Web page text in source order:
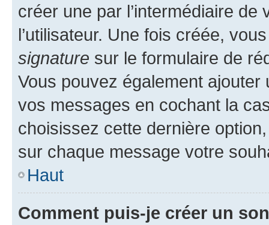
créer une par l’intermédiaire
l’utilisateur. Une fois créée,
signature sur le formulaire de
Vous pouvez également
vos messages en cochant la
choisissez cette dernière
sur chaque message votre
Haut
Comment puis-je créer un